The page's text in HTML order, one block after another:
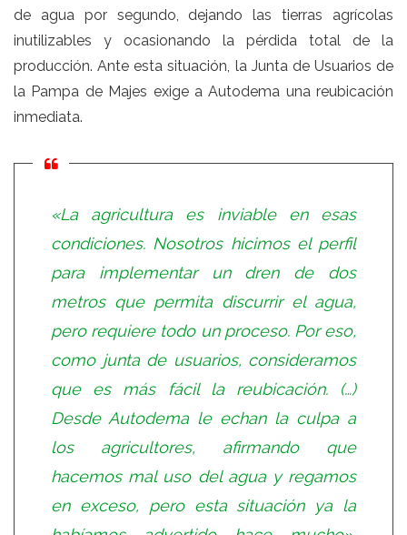
de agua por segundo, dejando las tierras agrícolas
inutilizables y ocasionando la pérdida total de la
producción. Ante esta situación, la Junta de Usuarios de
la Pampa de Majes exige a Autodema una reubicación
inmediata.
«La agricultura es inviable en esas
condiciones. Nosotros hicimos el perfil
para implementar un dren de dos
metros que permita discurrir el agua,
pero requiere todo un proceso. Por eso,
como junta de usuarios, consideramos
que es más fácil la reubicación. (…)
Desde Autodema le echan la culpa a
los agricultores, afirmando que
hacemos mal uso del agua y regamos
en exceso, pero esta situación ya la